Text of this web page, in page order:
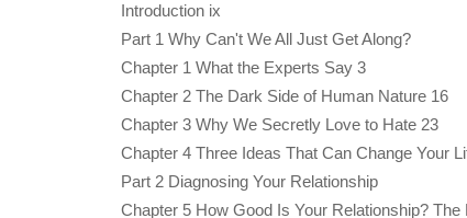
Introduction ix
Part 1 Why Can't We All Just Get Along?
Chapter 1 What the Experts Say 3
Chapter 2 The Dark Side of Human Nature 16
Chapter 3 Why We Secretly Love to Hate 23
Chapter 4 Three Ideas That Can Change Your
Part 2 Diagnosing Your Relationship
Chapter 5 How Good Is Your Relationship? The